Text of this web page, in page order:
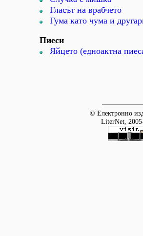
Гласът на врабчето
Гума като чума и
Пиеси
Яйцето (едноактна
© Електронно
LiterNet,